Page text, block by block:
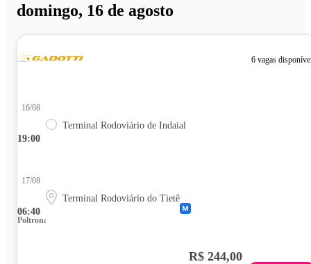
domingo, 16 de agosto
6 vagas
19:00
16/08
Terminal Rodoviário de Indaial
06:40
17/08
Terminal Rodoviário do Tietê
Poltrona
R$ 244,00